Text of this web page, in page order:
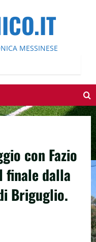
MESSINESE
con Fazio
finale dalla
Briguglio.